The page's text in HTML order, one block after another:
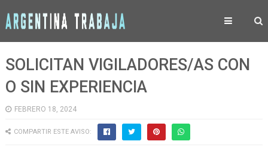
SOLICITAN VIGILADORES/AS CON
O SIN EXPERIENCIA
FEBRERO 18, 2024
COMPARTIR ESTE AVISO: